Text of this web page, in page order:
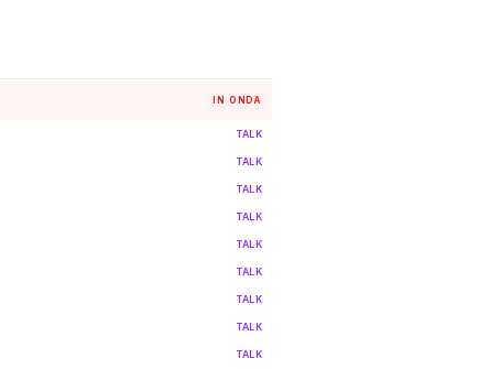
IN ONDA
TALK
TALK
TALK
TALK
TALK
TALK
TALK
TALK
TALK